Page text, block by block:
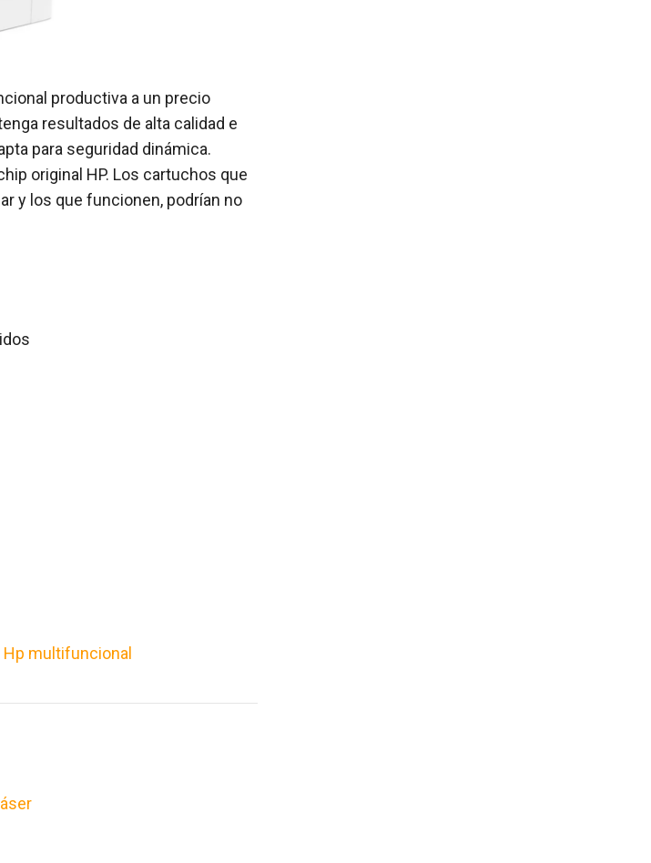
productiva a un precio
resultados de alta calidad e
para seguridad dinámica.
original HP. Los cartuchos que
y los que funcionen, podrían no
multifuncional